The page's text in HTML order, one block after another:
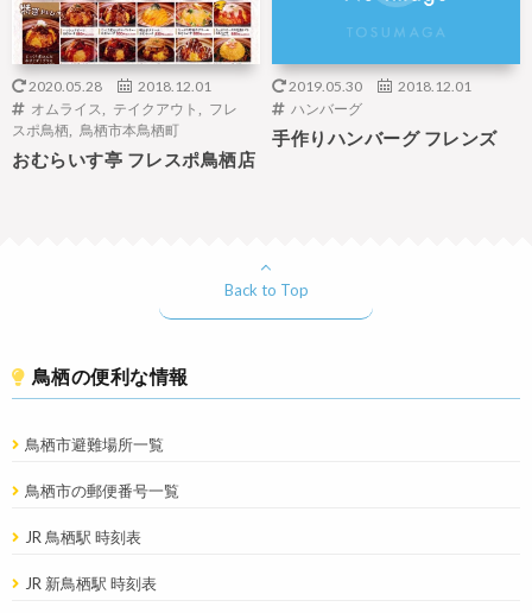
2020.05.28 2018.12.01
オムライス テイクアウト
フレ
スポ鳥栖
鳥栖市本鳥栖町
おむらいす亭 フレスポ鳥栖店
2019.05.30 2018.12.01
ハンバーグ
手作りハンバーグ フレンズ
Back to Top
鳥栖の便利な情報
鳥栖市避難場所一覧
鳥栖市の郵便番号一覧
JR 鳥栖駅 時刻表
JR 新鳥栖駅 時刻表